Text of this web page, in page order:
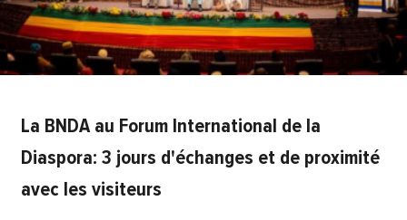
La BNDA au Forum International de la
Diaspora: 3 jours d'échanges et de proximité
avec les visiteurs